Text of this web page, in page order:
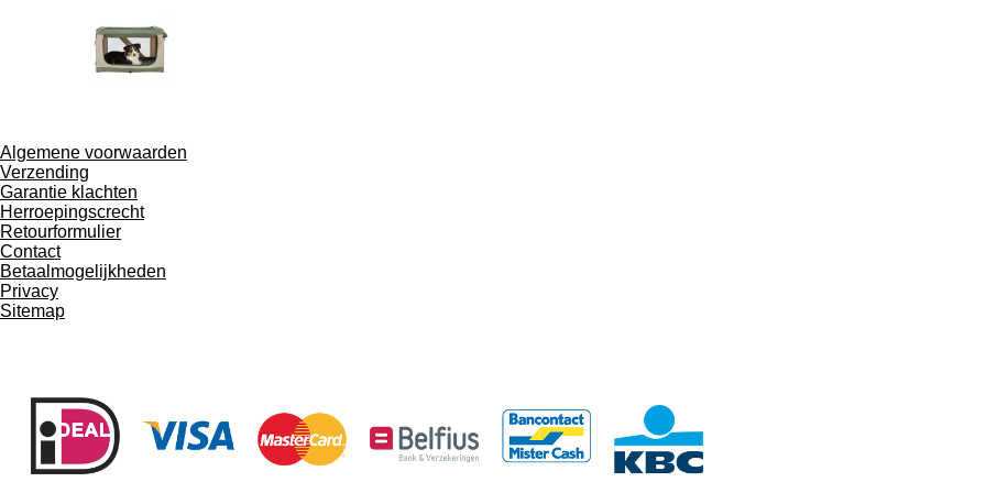
Algemene voorwaarden
Verzending
Garantie klachten
Herroepingscrecht
Retourformulier
Contact
Betaalmogelijkheden
Privacy
Sitemap